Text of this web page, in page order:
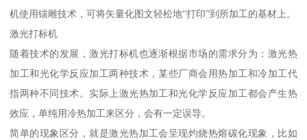
机使用镭雕技术，可将矢量化图文轻松地“打印”到所加工的基材上。
激光打标机
随着技术的发展，激光打标机也逐渐根据市场的需求分为：激光热
加工和光化学反应加工两种技术，某些厂商会用热加工和冷加工代
指两种不同技术。实际上激光热加工和光化学反应加工都会产生热
效应，单纯用冷热加工来区分，会有一定误导。
简单的现象区分，就是激光热加工会呈现灼烧热熔碳化现象，比如